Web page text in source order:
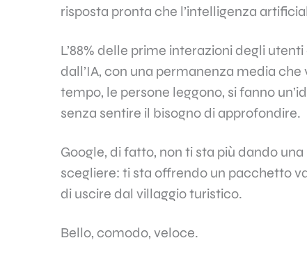
risposta pronta che l’intelligenza
L’88% delle prime interazioni degli
dall’IA, con una permanenza media
tempo, le persone leggono, si fanno
senza sentire il bisogno di approfondire.
Google, di fatto, non ti sta più dando
scegliere: ti sta offrendo un pacchetto
di uscire dal villaggio turistico.
Bello, comodo, veloce.